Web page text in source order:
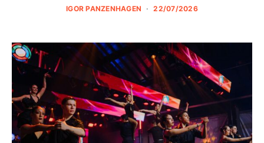
IGOR PANZENHAGEN 22/07/2026